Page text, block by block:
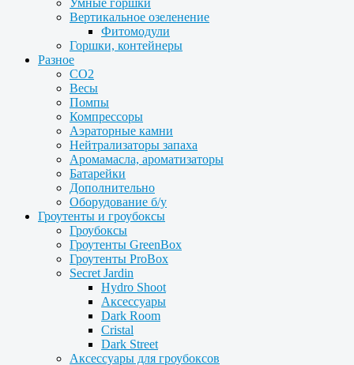
Умные горшки
Вертикальное озеленение
Фитомодули
Горшки, контейнеры
Разное
CO2
Весы
Помпы
Компрессоры
Аэраторные камни
Нейтрализаторы запаха
Аромамасла, ароматизаторы
Батарейки
Дополнительно
Оборудование б/у
Гроутенты и гроубоксы
Гроубоксы
Гроутенты GreenBox
Гроутенты ProBox
Secret Jardin
Hydro Shoot
Аксессуары
Dark Room
Cristal
Dark Street
Аксессуары для гроубоксов